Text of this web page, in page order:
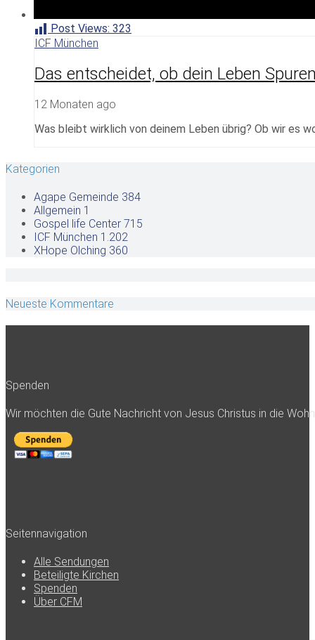
Post Views: 323
ICF München
Das entscheidet, ob dein Leben
12 Monaten ago
Was bleibt wirklich von deinem Leben übrig? Ob wir es
Kategorien
Agape Gemeinde 384
Allgemein 1
Gospel life Center 715
ICF München 1.202
XHope Olching 360
Neueste Kommentare
Spenden
Wir möchten die Gute Nachricht von Jesus Christus in die
Seitennavigation
Alle Sendungen
Beteiligte Kirchen
Spenden
Über CFM